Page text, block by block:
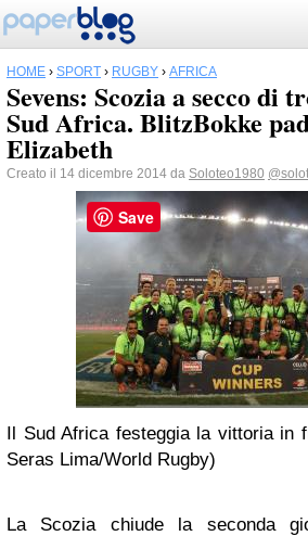
HOME › SPORT › RUGBY › AFRICA
Sevens: Scozia a secco di
Sud Africa. BlitzBokke
Elizabeth
Creato il 14 dicembre 2014 da Soloteo1980
Il Sud Africa festeggia la vittoria in
Seras Lima/World Rugby)
La Scozia chiude la seconda
Save